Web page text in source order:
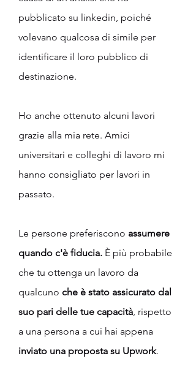
pubblicato su linkedin, poiché
volevano qualcosa di simile per
identificare il loro pubblico di
destinazione.
Ho anche ottenuto alcuni lavori
grazie alla mia rete. Amici
universitari e colleghi di lavoro mi
hanno consigliato per lavori in
passato.
Le persone preferiscono assumere
quando c'è fiducia. È più probabile
che tu ottenga un lavoro da
qualcuno che è stato assicurato dal
suo pari delle tue capacità , rispetto
a una persona a cui hai appena
inviato una proposta su Upwork.